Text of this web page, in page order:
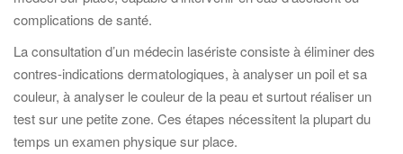
complications de santé.
La consultation d’un médecin lasériste consiste à éliminer des
contres-indications dermatologiques, à analyser un poil et sa
couleur, à analyser le couleur de la peau et surtout réaliser un
test sur une petite zone. Ces étapes nécessitent la plupart du
temps un examen physique sur place.